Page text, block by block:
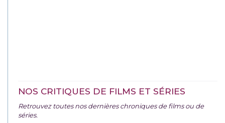
NOS CRITIQUES DE FILMS ET SÉRIES
Retrouvez toutes nos dernières chroniques de films ou de
séries.